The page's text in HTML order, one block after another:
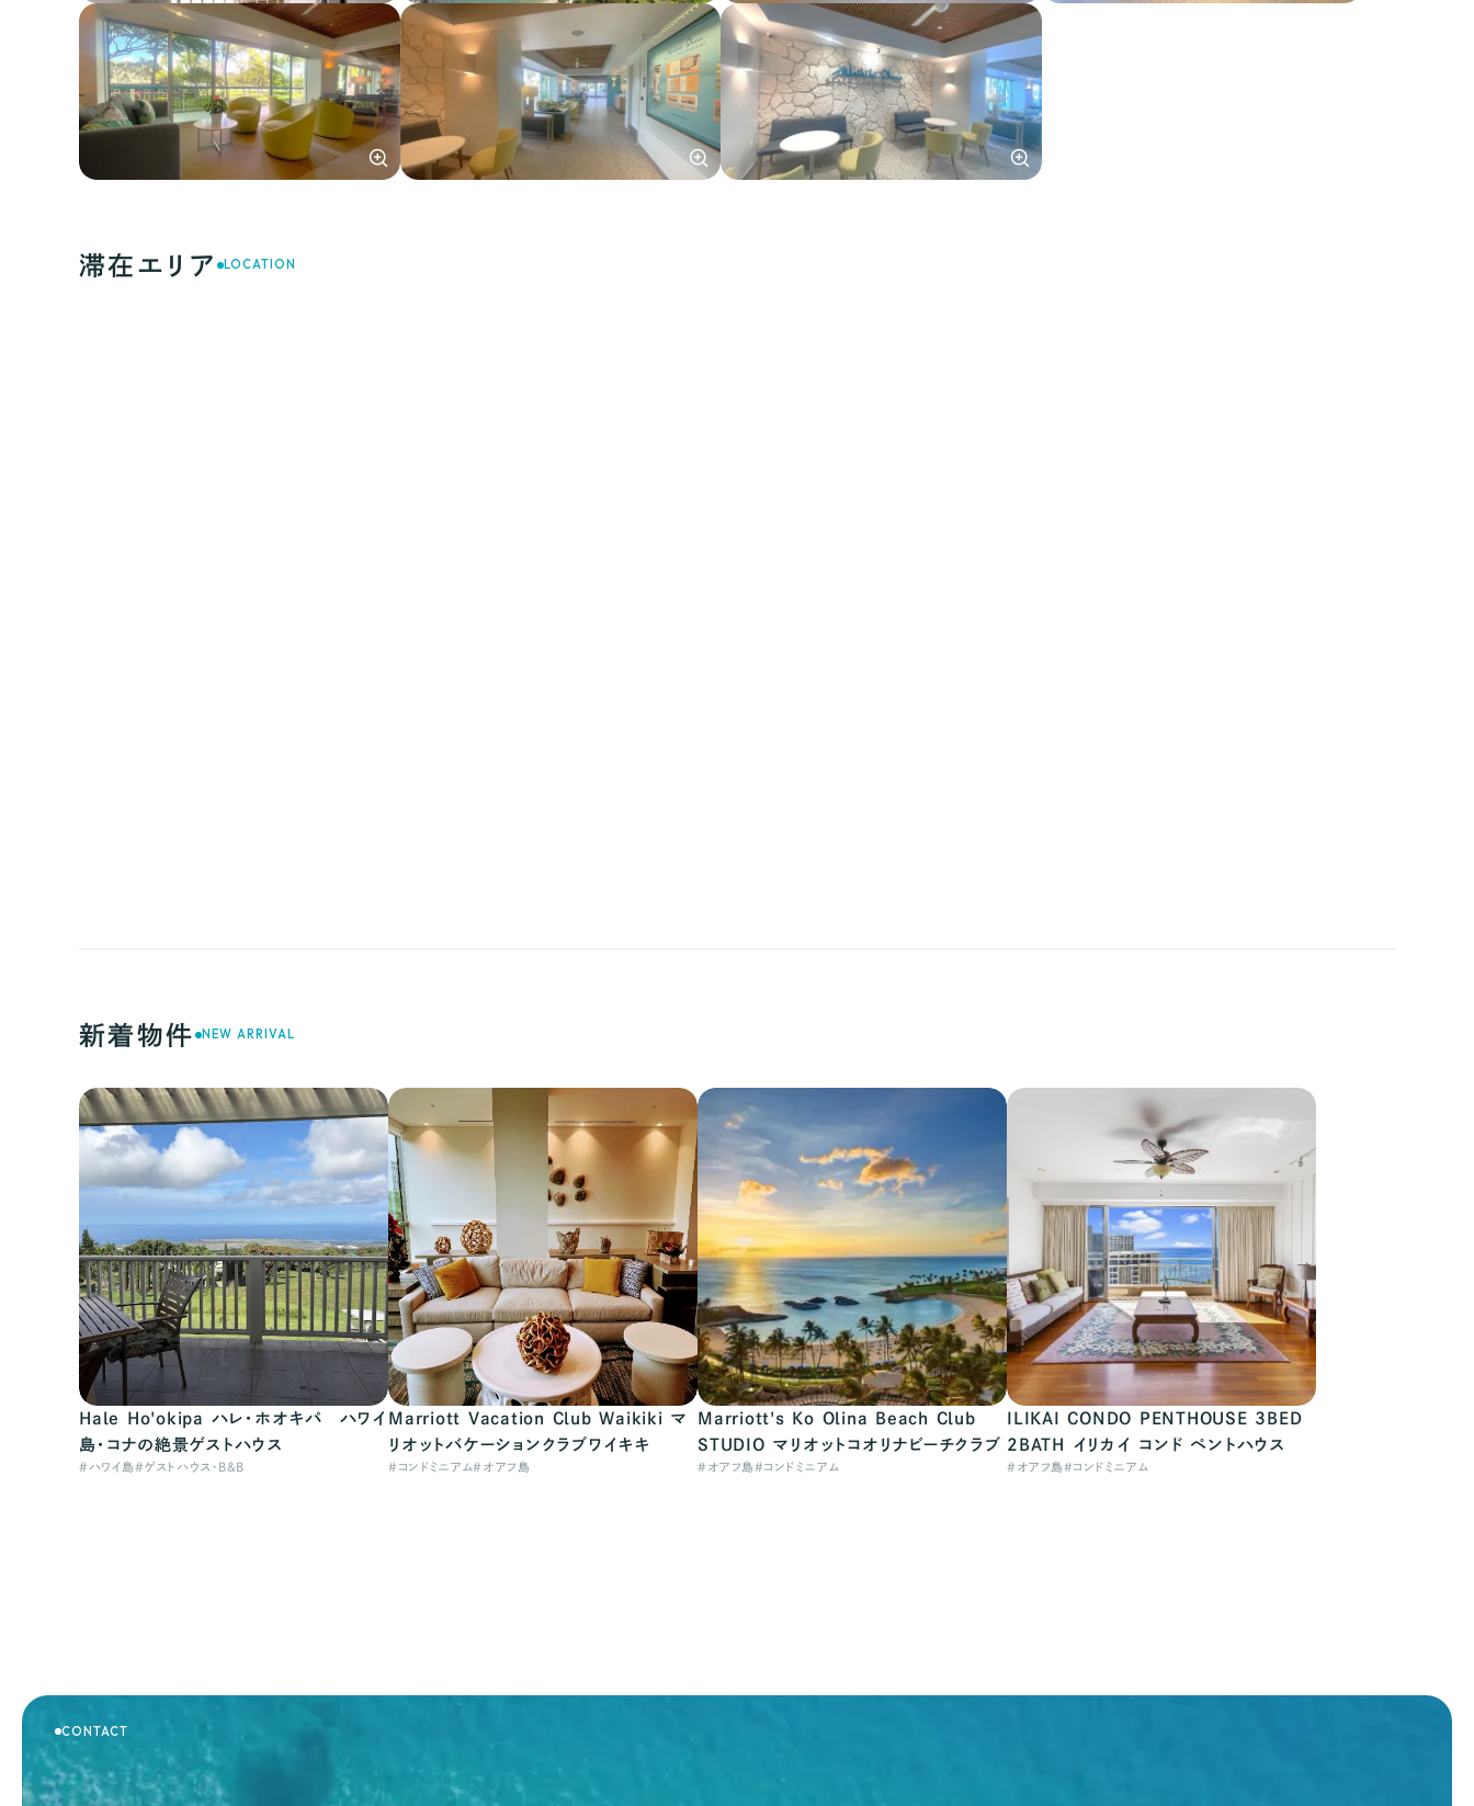
滞在エリア LOCATION
新着物件 NEW ARRIVAL
Hale Ho'okipa ハレ・ホオキパ ハワイ
島・コナの絶景ゲストハウス
#ハワイ島#ゲストハウス・B&B
Marriott Vacation Club Waikiki マ
リオットバケーションクラブワイキキ
# コンドミニアム# オアフ島
Marriott's Ko Olina Beach Club
STUDIO マリオットコオリナビーチクラブ
# オアフ島#コンドミニアム
ILIKAI CONDO PENTHOUSE 3BED
2BATH イリカイ コンド ペントハウス
# オアフ島#コンドミニアム
CONTACT